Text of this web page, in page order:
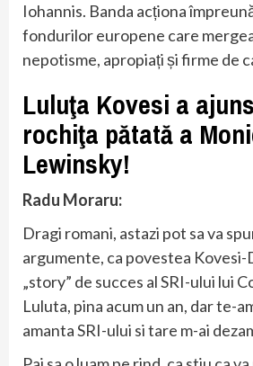
Iohannis. Banda acționa
fondurilor europene care
nepotisme, apropiați și firme de
Luluţa Kovesi a
rochiţa pătată a
Lewinsky!
Radu Moraru:
Dragi romani, astazi pot sa va
argumente, ca povestea Kovesi-
„story” de succes al SRI-ului lui
Luluta, pina acum un an, dar te-
amanta SRI-ului si tare m-ai